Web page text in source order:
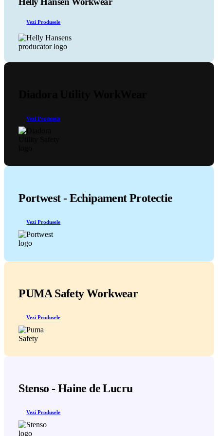
pagina
produsului.
Vezi Produsele
Vezi Produsele
Portwest - Echipament Protectie
Vezi Produsele
PUMA Safety Workwear
Vezi Produsele
Stenso - Haine de Lucru
Vezi Produsele